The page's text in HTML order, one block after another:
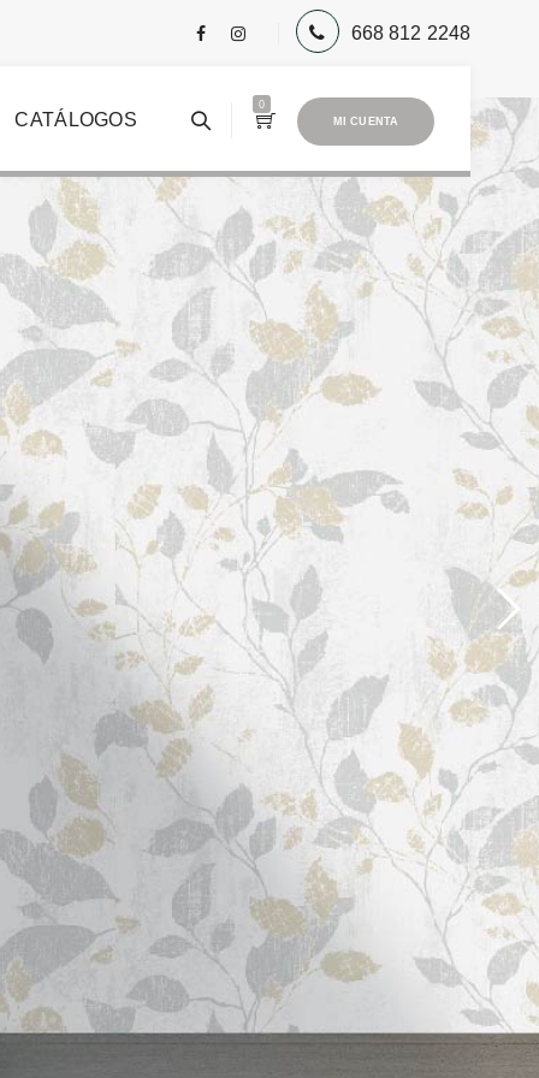
668 812 2248
MI CUENTA
0
CATÁLOGOS